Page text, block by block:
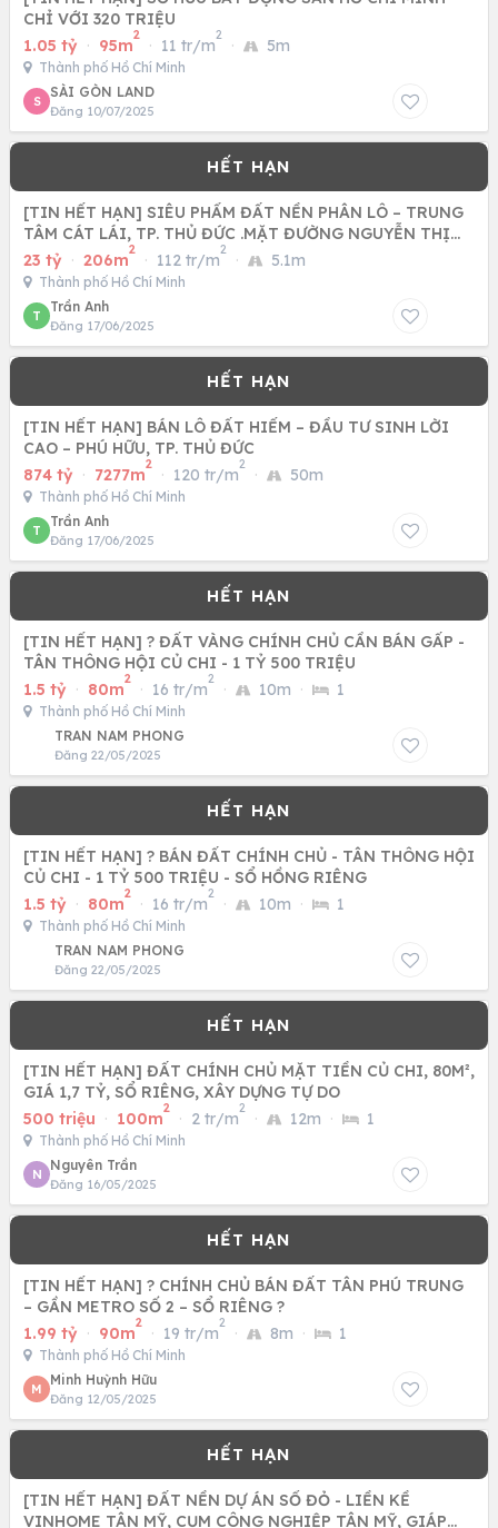
CHỈ VỚI 320 TRIỆU
1.05 tỷ · 95m
2
· 11 tr/m
2
· 5m
Thành phố Hồ Chí Minh
S
SÀI GÒN LAND
Đăng 10/07/2025
[TIN HẾT HẠN] SIÊU PHẨM ĐẤT NỀN PHÂN LÔ – TRUNG
TÂM CÁT LÁI, TP. THỦ ĐỨC .MẶT ĐƯỜNG NGUYỄN THỊ
ĐINH.DT 206M2.GIÁ
23 tỷ · 206m
2
· 112 tr/m
2
· 5.1m
Thành phố Hồ Chí Minh
T
Trần Anh
Đăng 17/06/2025
[TIN HẾT HẠN] BÁN LÔ ĐẤT HIẾM – ĐẦU TƯ SINH LỜI
CAO – PHÚ HỮU, TP. THỦ ĐỨC
874 tỷ · 7277m
2
· 120 tr/m
2
· 50m
Thành phố Hồ Chí Minh
T
Trần Anh
Đăng 17/06/2025
[TIN HẾT HẠN] ? ĐẤT VÀNG CHÍNH CHỦ CẦN BÁN GẤP -
TÂN THÔNG HỘI CỦ CHI - 1 TỶ 500 TRIỆU
1.5 tỷ · 80m
2
· 16 tr/m
2
· 10m · 1
Thành phố Hồ Chí Minh
TRAN NAM PHONG
Đăng 22/05/2025
[TIN HẾT HẠN] ? BÁN ĐẤT CHÍNH CHỦ - TÂN THÔNG HỘI
CỦ CHI - 1 TỶ 500 TRIỆU - SỔ HỒNG RIÊNG
1.5 tỷ · 80m
2
· 16 tr/m
2
· 10m · 1
Thành phố Hồ Chí Minh
TRAN NAM PHONG
Đăng 22/05/2025
[TIN HẾT HẠN] ĐẤT CHÍNH CHỦ MẶT TIỀN CỦ CHI, 80M²,
GIÁ 1,7 TỶ, SỔ RIÊNG, XÂY DỰNG TỰ DO
500 triệu · 100m
2
· 2 tr/m
2
· 12m · 1
Thành phố Hồ Chí Minh
N
Nguyên Trần
Đăng 16/05/2025
[TIN HẾT HẠN] ? CHÍNH CHỦ BÁN ĐẤT TÂN PHÚ TRUNG
– GẦN METRO SỐ 2 – SỔ RIÊNG ?
1.99 tỷ · 90m
2
· 19 tr/m
2
· 8m · 1
Thành phố Hồ Chí Minh
M
Minh Huỳnh Hữu
Đăng 12/05/2025
[TIN HẾT HẠN] ĐẤT NỀN DỰ ÁN SỔ ĐỎ - LIỀN KỀ
VINHOME TÂN MỸ, CỤM CÔNG NGHIỆP TÂN MỸ, GIÁP